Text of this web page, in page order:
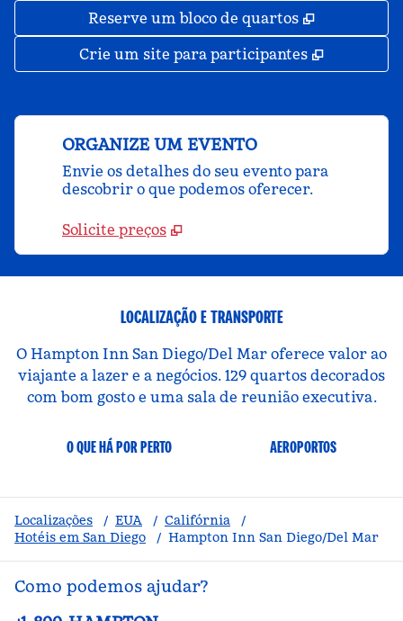
Reserve um bloco de quartos ,
Crie um site para participantes ,
ORGANIZE UM EVENTO
Envie os detalhes do seu evento para
descobrir o que podemos oferecer.
Solicite preços
LOCALIZAÇÃO E TRANSPORTE
O Hampton Inn San Diego/Del Mar oferece valor ao
viajante a lazer e a negócios. 129 quartos decorados
com bom gosto e uma sala de reunião executiva.
O QUE HÁ POR PERTO AEROPORTOS
Localizações / EUA / Califórnia
/
Hotéis em San Diego
/ Hampton Inn San Diego/Del Mar
Como podemos ajudar?